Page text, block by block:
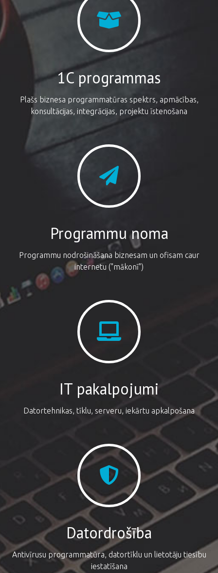
1C programmas
Plašs biznesa programmatūras spektrs, apmācības,
konsultācijas, integrācijas, projektu īstenošana
Programmu noma
Programmu nodrošināšana biznesam un ofisam caur
internetu ("mākonī")
IT pakalpojumi
Datortehnikas, tīklu, serveru, iekārtu apkalpošana
Datordrošība
Antivīrusu programmatūra, datortīklu un lietotāju tiesību
iestatīšana